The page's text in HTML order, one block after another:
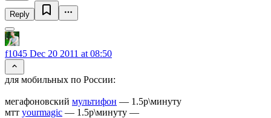
Reply
f1045 Dec 20 2011 at 08:50
для мобильных по России:
мегафоновский мультифон — 1.5р\минуту
мтт yourmagic — 1.5р\минуту —